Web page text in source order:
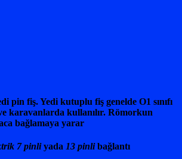
pin fiş. Yedi kutuplu fiş genelde O1 sınıfı
karavanlarda kullanılır. Römorkun
bağlamaya yarar
7 pinliyada 13 pinlibağlantı